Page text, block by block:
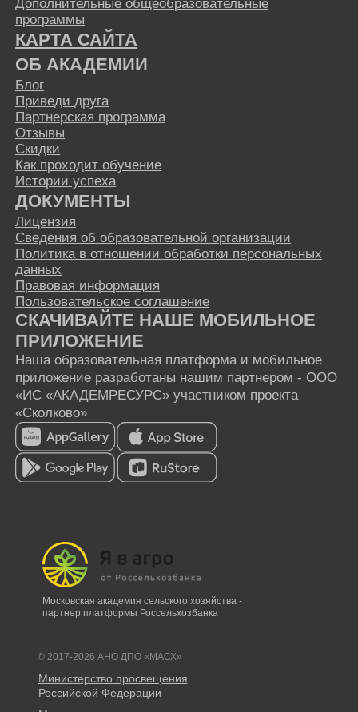
Московская академия сельского хозяйства -
партнер платформы Россельхозбанка
© 2017-2026 АНО ДПО «МАСХ»
Министерство просвещения
Российской Федерации